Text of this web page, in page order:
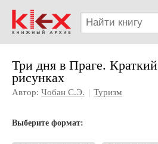
Три дня в Праге.
рисунках
Автор: Чобан С.Э. | Туризм
Выберите формат: